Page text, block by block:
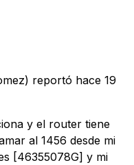
reportó hace 19
y el router tiene
al 1456 desde mi
[46355078G] y mi